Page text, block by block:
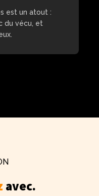
est un atout :
du vécu, et
avec.